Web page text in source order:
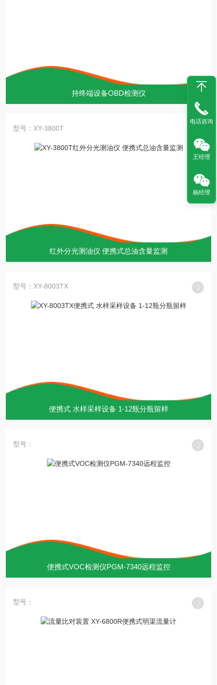
持终端设备OBD检测仪
型号：XY-3800T
红外分光测油仪 便携式总油含量监测
型号：XY-8003TX
便携式 水样采样设备 1-12瓶分瓶留样
型号：
便携式VOC检测仪PGM-7340远程监控
型号：
电话咨询
王经理
杨经理